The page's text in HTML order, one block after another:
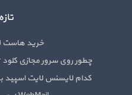
خرید هاست
چطور روی سرور مجازی کلود Hetzner ویندوز نصب کنیم؟
کدام لایسنس لایت اسپید